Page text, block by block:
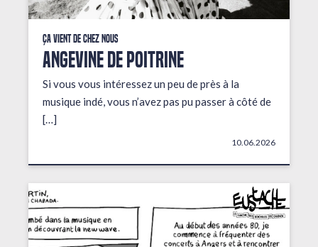
Ça vient de chez nous
ANGEVINE DE POITRINE
Si vous vous intéressez un peu de près à la
musique indé, vous n’avez pas pu passer à côté de
[…]
10.06.2026